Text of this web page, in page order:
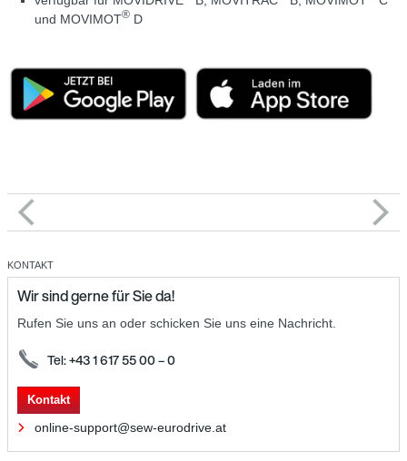
und MOVIMOT® D
KONTAKT
Wir sind gerne für Sie da!
Rufen Sie uns an oder schicken Sie uns eine Nachricht.
Tel: +43 1 617 55 00 – 0
Kontakt
online-support@sew-eurodrive.at